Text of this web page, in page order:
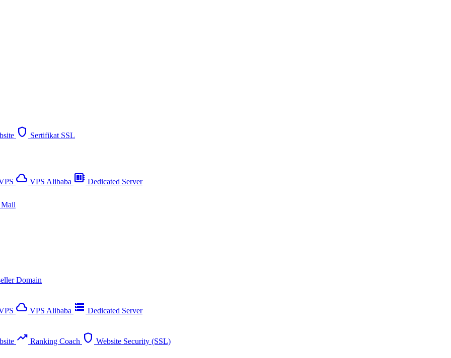
shield Sertifikat SSL
cloud_queue VPS Alibaba developer_board Dedicated Server
Domain
cloud_queue VPS Alibaba storage Dedicated Server
trending_up Ranking Coach shield Website Security (SSL)